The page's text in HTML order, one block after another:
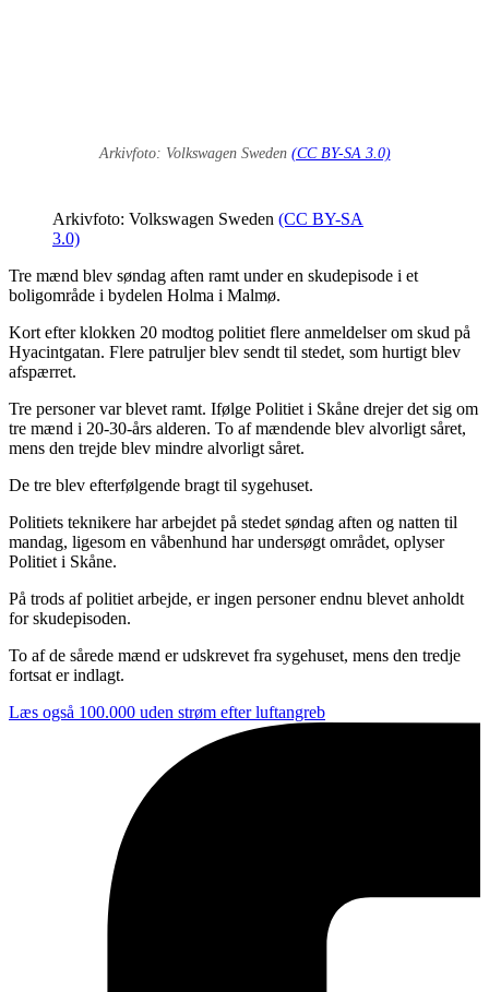
Arkivfoto: Volkswagen Sweden (CC BY-SA 3.0)
Arkivfoto: Volkswagen Sweden (CC BY-SA
3.0)
Tre mænd blev søndag aften ramt under en skudepisode i et
boligområde i bydelen Holma i Malmø.
Kort efter klokken 20 modtog politiet flere anmeldelser om skud på
Hyacintgatan. Flere patruljer blev sendt til stedet, som hurtigt blev
afspærret.
Tre personer var blevet ramt. Ifølge Politiet i Skåne drejer det sig om
tre mænd i 20-30-års alderen. To af mændende blev alvorligt såret,
mens den trejde blev mindre alvorligt såret.
De tre blev efterfølgende bragt til sygehuset.
Politiets teknikere har arbejdet på stedet søndag aften og natten til
mandag, ligesom en våbenhund har undersøgt området, oplyser
Politiet i Skåne.
På trods af politiet arbejde, er ingen personer endnu blevet anholdt
for skudepisoden.
To af de sårede mænd er udskrevet fra sygehuset, mens den tredje
fortsat er indlagt.
Læs også 100.000 uden strøm efter luftangreb